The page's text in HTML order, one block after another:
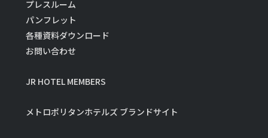
プレスルーム
パンフレット
各種資料ダウンロード
お問い合わせ
JR HOTEL MEMBERS
メトロポリタンホテルズ ブランドサイト